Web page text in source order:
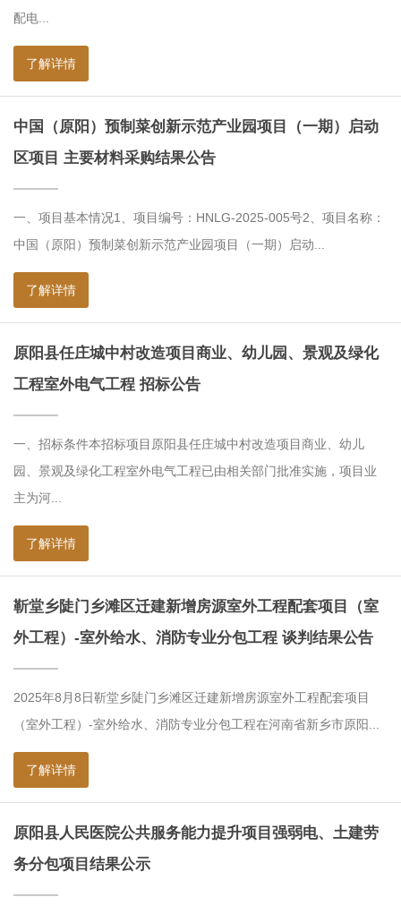
配电...
了解详情
中国（原阳）预制菜创新示范产业园项目（一期）启动
区项目 主要材料采购结果公告
一、项目基本情况1、项目编号：HNLG-2025-005号2、项目名称：
中国（原阳）预制菜创新示范产业园项目（一期）启动...
了解详情
原阳县任庄城中村改造项目商业、幼儿园、景观及绿化
工程室外电气工程 招标公告
一、招标条件本招标项目原阳县任庄城中村改造项目商业、幼儿
园、景观及绿化工程室外电气工程已由相关部门批准实施，项目业
主为河...
了解详情
靳堂乡陡门乡滩区迁建新增房源室外工程配套项目（室
外工程）-室外给水、消防专业分包工程 谈判结果公告
2025年8月8日靳堂乡陡门乡滩区迁建新增房源室外工程配套项目
（室外工程）-室外给水、消防专业分包工程在河南省新乡市原阳...
了解详情
原阳县人民医院公共服务能力提升项目强弱电、土建劳
务分包项目结果公示